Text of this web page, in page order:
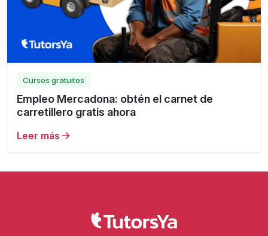
Cursos gratuitos
Empleo Mercadona: obtén el carnet de
carretillero gratis ahora
Leer más